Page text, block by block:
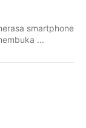
smartphone
...